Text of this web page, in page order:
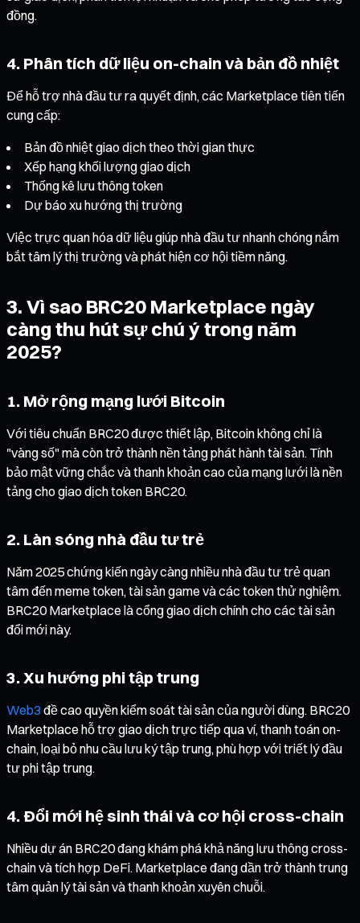
đồng.
4. Phân tích dữ liệu on-chain và bản đồ nhiệt
Để hỗ trợ nhà đầu tư ra quyết định, các Marketplace tiên tiến
cung cấp:
Bản đồ nhiệt giao dịch theo thời gian thực
Xếp hạng khối lượng giao dịch
Thống kê lưu thông token
Dự báo xu hướng thị trường
Việc trực quan hóa dữ liệu giúp nhà đầu tư nhanh chóng nắm
bắt tâm lý thị trường và phát hiện cơ hội tiềm năng.
3. Vì sao BRC20 Marketplace ngày
càng thu hút sự chú ý trong năm
2025?
1. Mở rộng mạng lưới Bitcoin
Với tiêu chuẩn BRC20 được thiết lập, Bitcoin không chỉ là
"vàng số" mà còn trở thành nền tảng phát hành tài sản. Tính
bảo mật vững chắc và thanh khoản cao của mạng lưới là nền
tảng cho giao dịch token BRC20.
2. Làn sóng nhà đầu tư trẻ
Năm 2025 chứng kiến ngày càng nhiều nhà đầu tư trẻ quan
tâm đến meme token, tài sản game và các token thử nghiệm.
BRC20 Marketplace là cổng giao dịch chính cho các tài sản
đổi mới này.
3. Xu hướng phi tập trung
Web3 đề cao quyền kiểm soát tài sản của người dùng. BRC20
Marketplace hỗ trợ giao dịch trực tiếp qua ví, thanh toán on-
chain, loại bỏ nhu cầu lưu ký tập trung, phù hợp với triết lý đầu
tư phi tập trung.
4. Đổi mới hệ sinh thái và cơ hội cross-chain
Nhiều dự án BRC20 đang khám phá khả năng lưu thông cross-
chain và tích hợp DeFi. Marketplace đang dần trở thành trung
tâm quản lý tài sản và thanh khoản xuyên chuỗi.